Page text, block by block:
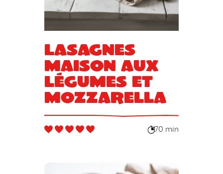
Lasagnes
maison aux
légumes et
mozzarella
70 min